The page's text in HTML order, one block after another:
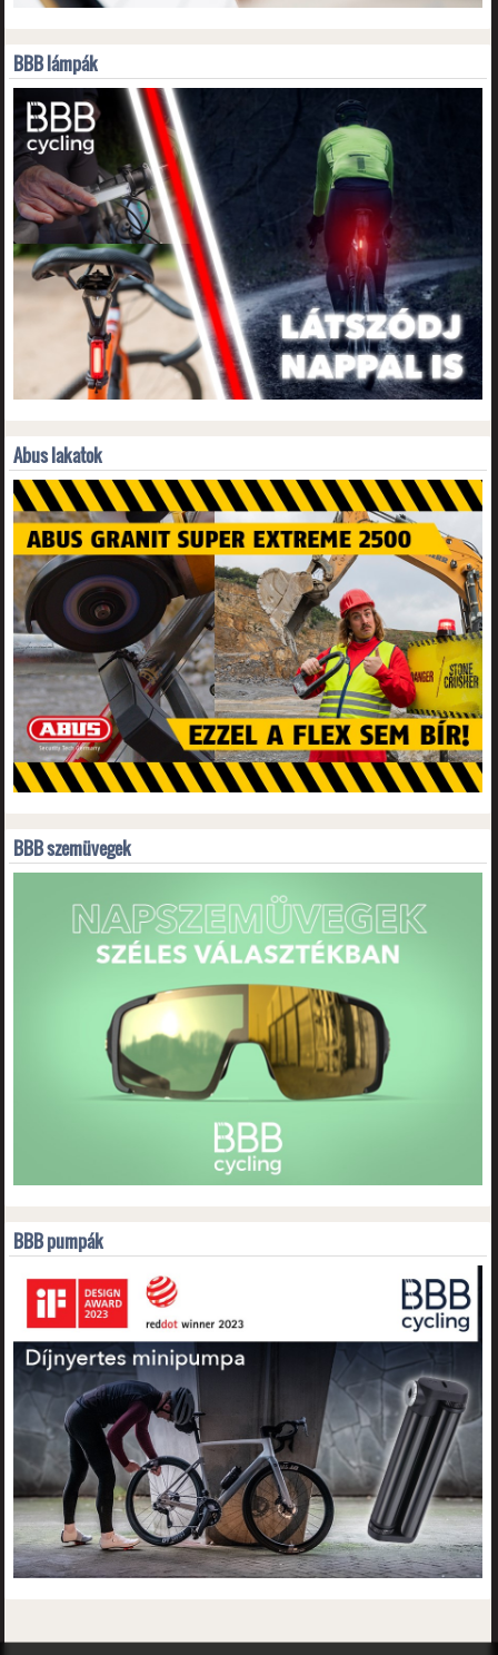
BBB lámpák
Abus lakatok
BBB szemüvegek
BBB pumpák